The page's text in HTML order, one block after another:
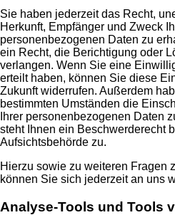
Sie haben jederzeit das Recht,
Herkunft, Empfänger und Zweck
personenbezogenen Daten zu
ein Recht, die Berichtigung oder
verlangen. Wenn Sie eine
erteilt haben, können Sie diese
Zukunft widerrufen. Außerdem
bestimmten Umständen die
Ihrer personenbezogenen Daten
steht Ihnen ein Beschwerderecht
Aufsichtsbehörde zu.
Hierzu sowie zu weiteren Fragen
können Sie sich jederzeit an uns
Analyse-Tools und Tools